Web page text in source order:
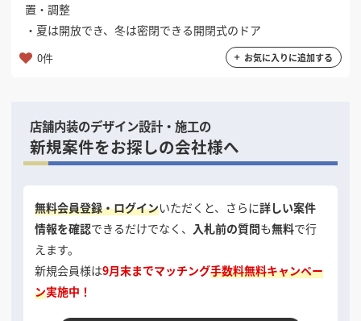
置・調整
・夏は開放でき、冬は密閉できる開閉式のドア
0件 お気に入りに追加する
店舗内装のデザイン設計・施工の
新規案件をお探しの会社様へ
無料会員登録・ログインいただくと、さらに詳しい案件
情報を確認できるだけでなく、 入札前の質問も無料で行
えます。
新規会員様は9月末までマッチング手数料無料キャンペー
ン実施中！